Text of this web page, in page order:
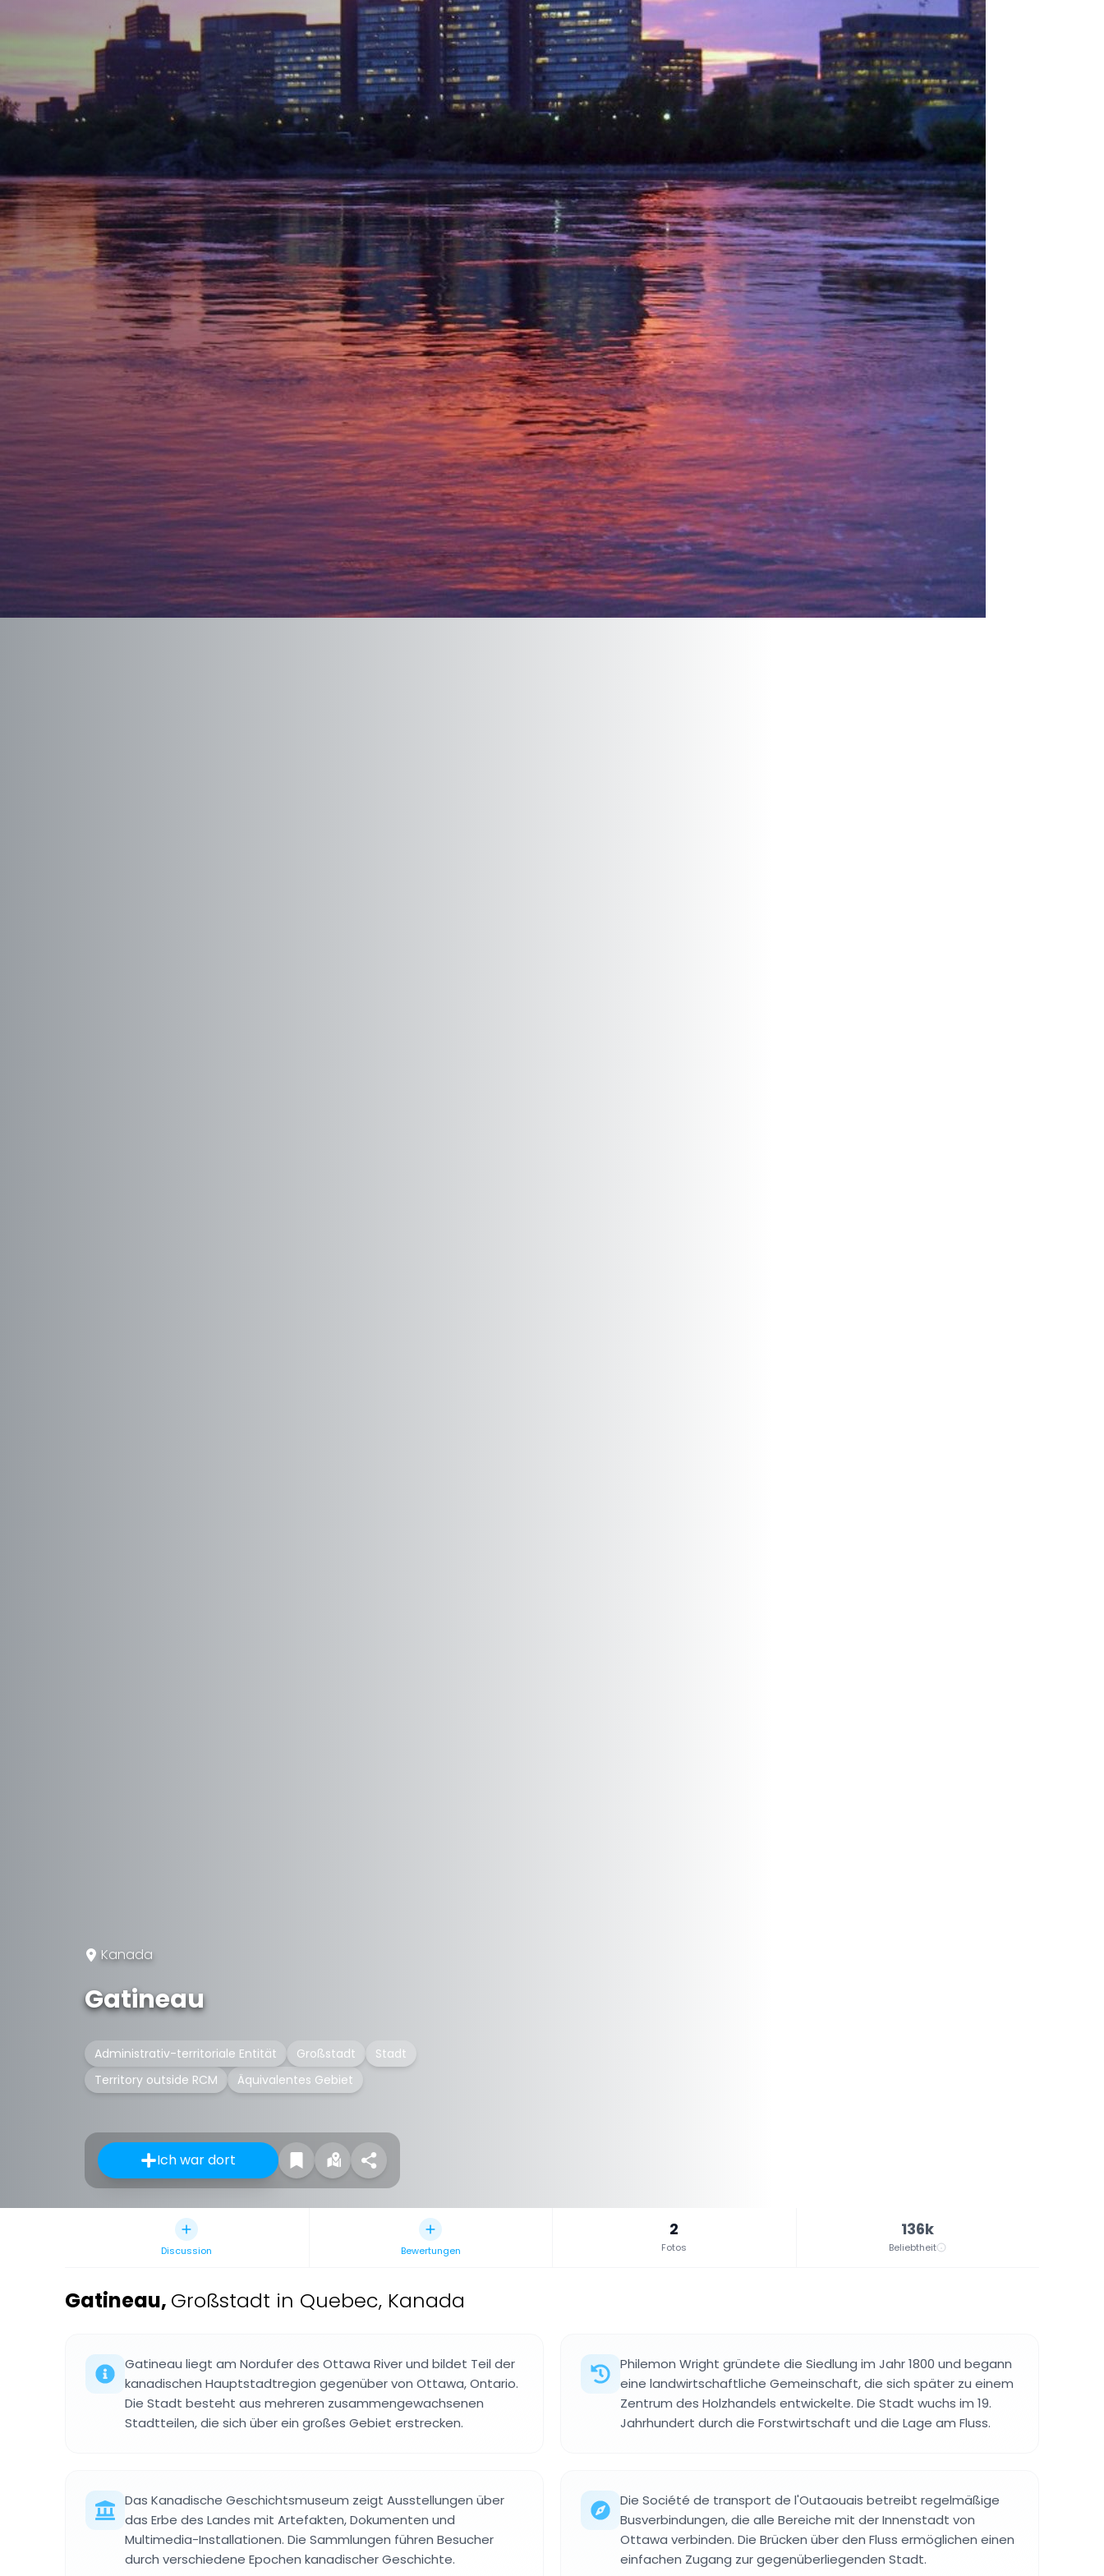
Kanada
Gatineau
Administrativ-territoriale Entität Großstadt
Stadt
Territory outside RCM
Äquivalentes Gebiet
Ich war dort
Discussion Bewertungen
2
Fotos
136k
Beliebtheit
Gatineau, Großstadt in Quebec, Kanada
Gatineau liegt am Nordufer des Ottawa River und bildet Teil der
kanadischen Hauptstadtregion gegenüber von Ottawa, Ontario.
Die Stadt besteht aus mehreren zusammengewachsenen
Stadtteilen, die sich über ein großes Gebiet erstrecken.
Philemon Wright gründete die Siedlung im Jahr 1800 und begann
eine landwirtschaftliche Gemeinschaft, die sich später zu einem
Zentrum des Holzhandels entwickelte. Die Stadt wuchs im 19.
Jahrhundert durch die Forstwirtschaft und die Lage am Fluss.
Das Kanadische Geschichtsmuseum zeigt Ausstellungen über
das Erbe des Landes mit Artefakten, Dokumenten und
Multimedia-Installationen. Die Sammlungen führen Besucher
durch verschiedene Epochen kanadischer Geschichte.
Die Société de transport de l'Outaouais betreibt regelmäßige
Busverbindungen, die alle Bereiche mit der Innenstadt von
Ottawa verbinden. Die Brücken über den Fluss ermöglichen einen
einfachen Zugang zur gegenüberliegenden Stadt.